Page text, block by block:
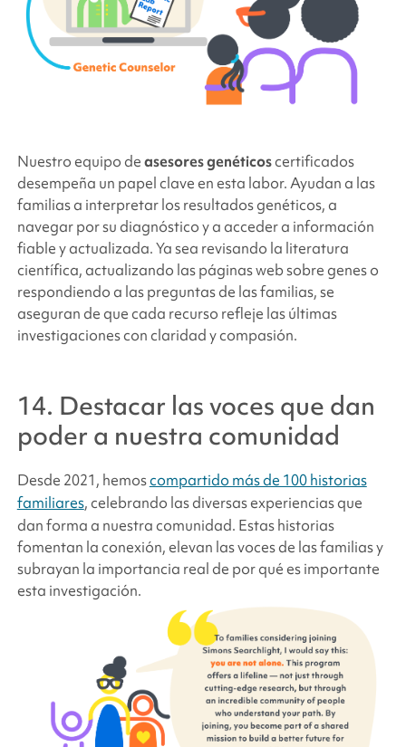
Nuestro equipo deasesores genéticoscertificados
desempeña un papel clave en esta labor. Ayudan a las
familias a interpretar los resultados genéticos, a
navegar por su diagnóstico y a acceder a información
fiable y actualizada. Ya sea revisando la literatura
científica, actualizando las páginas web sobre genes o
respondiendo a las preguntas de las familias, se
aseguran de que cada recurso refleje las últimas
investigaciones con claridad y compasión.
14. Destacar las voces que dan
poder a nuestra comunidad
Desde 2021, hemoscompartido más de 100 historias
familiares, celebrando las diversas experiencias que
dan forma a nuestra comunidad. Estas historias
fomentan la conexión, elevan las voces de las familias y
subrayan la importancia real de por qué es importante
esta investigación.